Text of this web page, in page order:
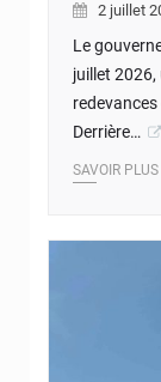
2 juillet
Le
juillet 2026,
Derrière…
SAVOIR PLUS